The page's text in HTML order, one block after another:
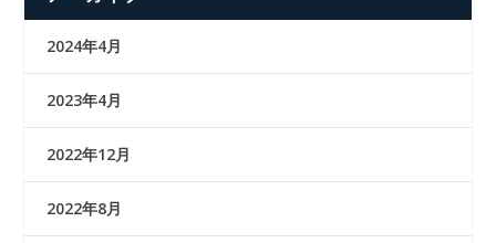
2024年4月
2023年4月
2022年12月
2022年8月